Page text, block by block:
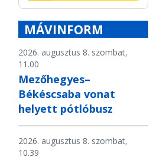
MÁVINFORM
2026. augusztus 8. szombat,
11.00
Mezőhegyes–
Békéscsaba vonat
helyett pótlóbusz
2026. augusztus 8. szombat,
10.39